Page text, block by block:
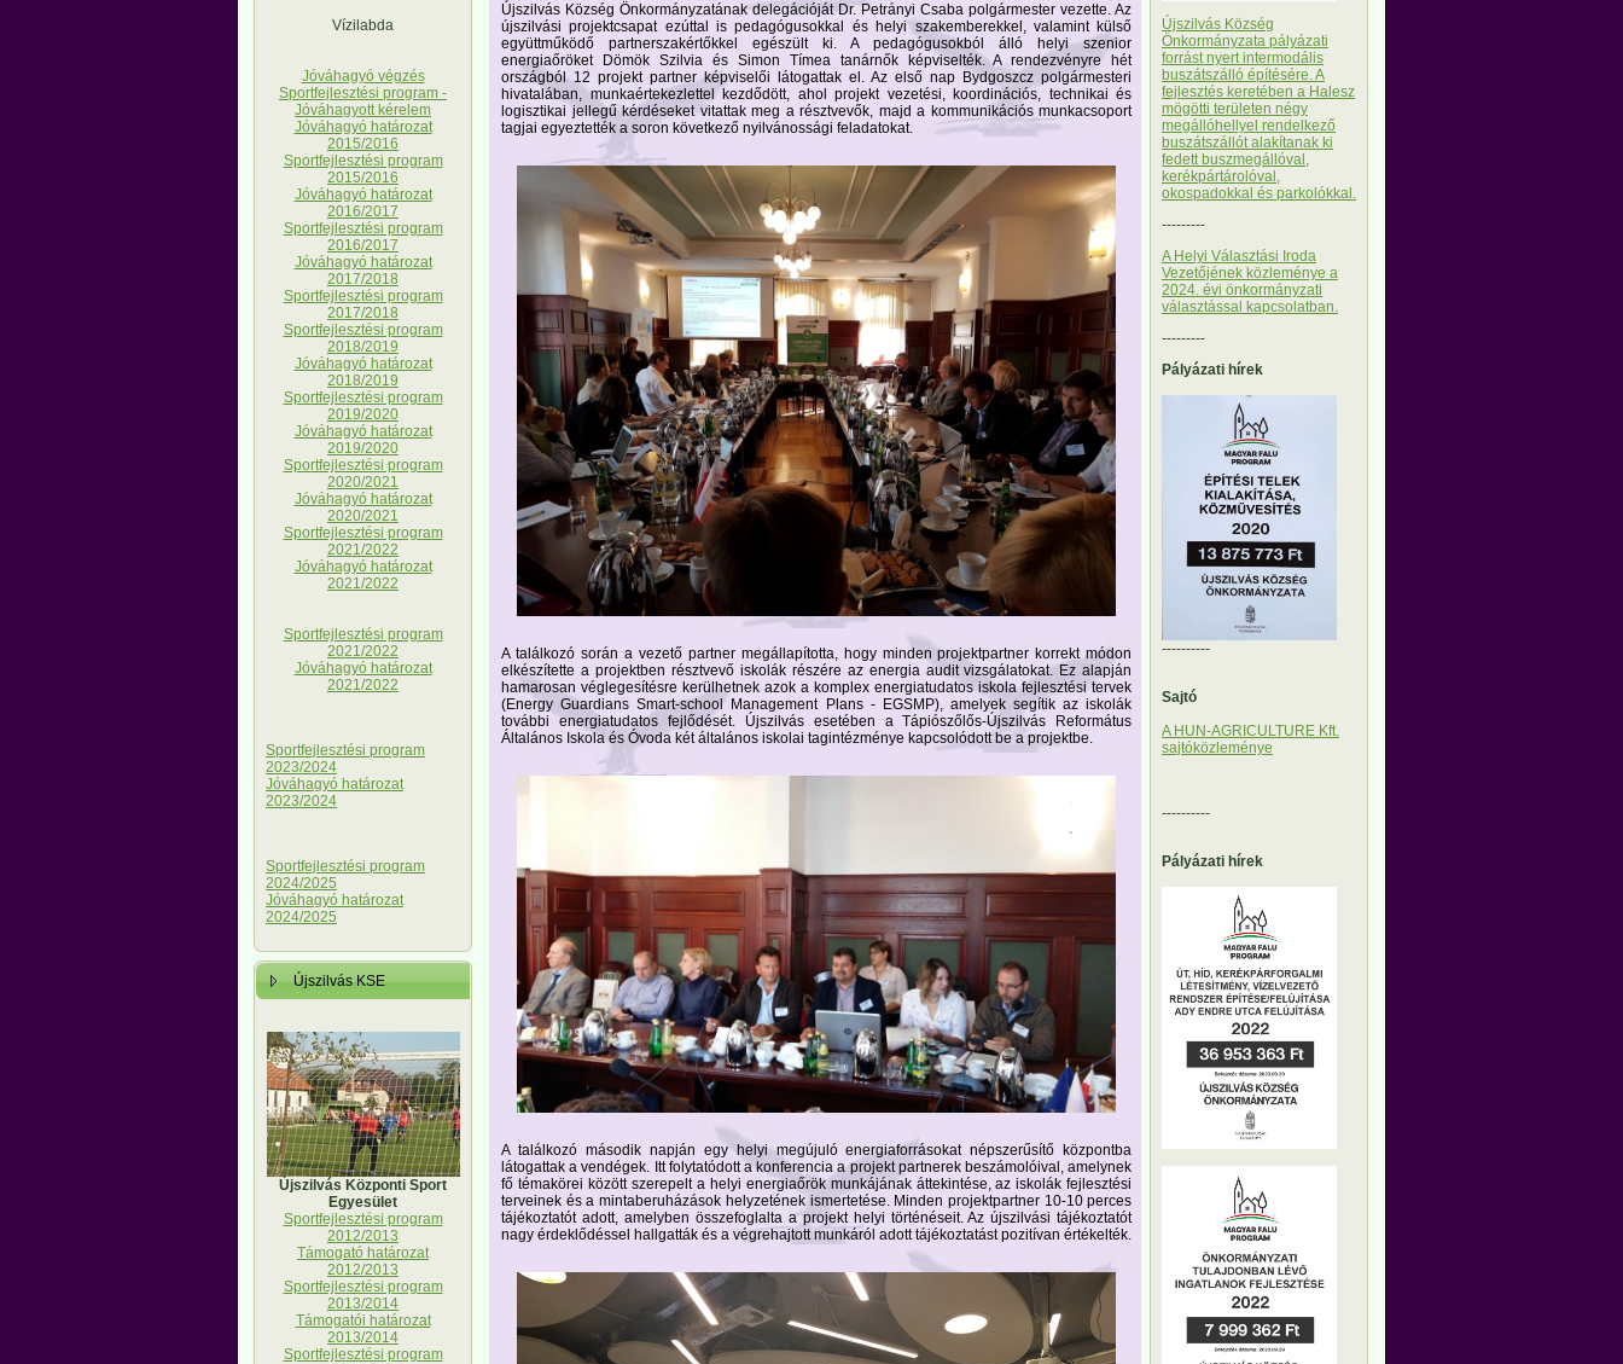
Vízilabda
Jóváhagyó végzés
Sportfejlesztési program -
Jóváhagyott kérelem
Jóváhagyó határozat
2015/2016
Sportfejlesztési program
2015/2016
Jóváhagyó határozat
2016/2017
Sportfejlesztési program
2016/2017
Jóváhagyó határozat
2017/2018
Sportfejlesztési program
2017/2018
Sportfejlesztési program
2018/2019
Jóváhagyó határozat
2018/2019
Sportfejlesztési program
2019/2020
Jóváhagyó határozat
2019/2020
Sportfejlesztési program
2020/2021
Jóváhagyó határozat
2020/2021
Sportfejlesztési program
2021/2022
Jóváhagyó határozat
2021/2022
Sportfejlesztési program
2021/2022
Jóváhagyó határozat
2021/2022
Sportfejlesztési program
2023/2024
Jóváhagyó határozat
2023/2024
Sportfejlesztési program
2024/2025
Jóváhagyó határozat
2024/2025
Újszilvás KSE
Újszilvás Központi Sport
Egyesület
Sportfejlesztési program
2012/2013
Támogató határozat
2012/2013
Sportfejlesztési program
2013/2014
Támogatói határozat
2013/2014
Sportfejlesztési program
Újszilvás Község Önkormányzatának delegációját Dr. Petrányi Csaba polgármester vezette. Az
újszilvási projektcsapat ezúttal is pedagógusokkal és helyi szakemberekkel, valamint külső
együttműködő partnerszakértőkkel egészült ki. A pedagógusokból álló helyi szenior
energiaőröket Dömök Szilvia és Simon Tímea tanárnők képviselték. A rendezvényre hét
országból 12 projekt partner képviselői látogattak el. Az első nap Bydgoszcz polgármesteri
hivatalában, munkaértekezlettel kezdődött, ahol projekt vezetési, koordinációs, technikai és
logisztikai jellegű kérdéseket vitattak meg a résztvevők, majd a kommunikációs munkacsoport
tagjai egyeztették a soron következő nyilvánossági feladatokat.
A találkozó során a vezető partner megállapította, hogy minden projektpartner korrekt módon
elkészítette a projektben résztvevő iskolák részére az energia audit vizsgálatokat. Ez alapján
hamarosan véglegesítésre kerülhetnek azok a komplex energiatudatos iskola fejlesztési tervek
(Energy Guardians Smart-school Management Plans - EGSMP), amelyek segítik az iskolák
további energiatudatos fejlődését. Újszilvás esetében a Tápiószőlős-Újszilvás Református
Általános Iskola és Óvoda két általános iskolai tagintézménye kapcsolódott be a projektbe.
A találkozó második napján egy helyi megújuló energiaforrásokat népszerűsítő központba
látogattak a vendégek. Itt folytatódott a konferencia a projekt partnerek beszámolóival, amelynek
fő témakörei között szerepelt a helyi energiaőrök munkájának áttekintése, az iskolák fejlesztési
terveinek és a mintaberuházások helyzetének ismertetése. Minden projektpartner 10-10 perces
tájékoztatót adott, amelyben összefoglalta a projekt helyi történéseit. Az újszilvási tájékoztatót
nagy érdeklődéssel hallgatták és a végrehajtott munkáról adott tájékoztatást pozitívan értékelték.
Újszilvás Község
Önkormányzata pályázati
forrást nyert intermodális
buszátszálló építésére. A
fejlesztés keretében a Halesz
mögötti területen négy
megállóhellyel rendelkező
buszátszállót alakítanak ki
fedett buszmegállóval,
kerékpártárolóval,
okospadokkal és parkolókkal.
---------
A Helyi Választási Iroda
Vezetőjének közleménye a
2024. évi önkormányzati
választással kapcsolatban.
---------
Pályázati hírek
----------
Sajtó
A HUN-AGRICULTURE Kft.
sajtóközleménye
----------
Pályázati hírek